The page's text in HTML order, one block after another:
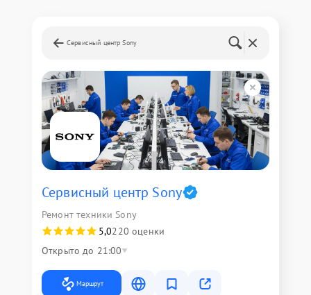
Сервисный центр Sony
Сервисный центр Sony
Ремонт техники Sony
5,0220 оценки
Открыто до 21:00
Маршрут